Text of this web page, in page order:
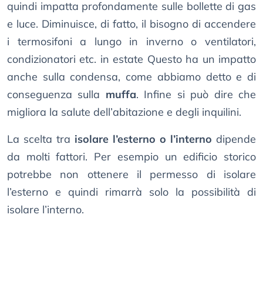
quindi impatta profondamente sulle bollette di gas
e luce. Diminuisce, di fatto, il bisogno di accendere
i termosifoni a lungo in inverno o ventilatori,
condizionatori etc. in estate Questo ha un impatto
anche sulla condensa, come abbiamo detto e di
conseguenza sulla muffa. Infine si può dire che
migliora la salute dell’abitazione e degli inquilini.
La scelta tra isolare l’esterno o l’interno dipende
da molti fattori. Per esempio un edificio storico
potrebbe non ottenere il permesso di isolare
l’esterno e quindi rimarrà solo la possibilità di
isolare l’interno.